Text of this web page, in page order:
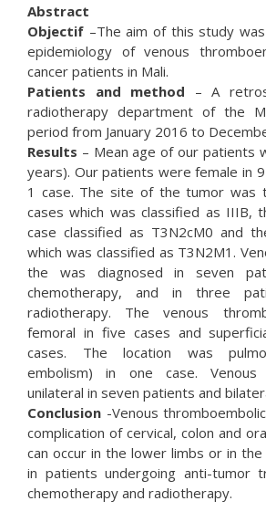
Abstract
Objectif –The aim of this study
epidemiology of venous
cancer patients in Mali.
Patients and method – A
radiotherapy department of the
period from January 2016 to
Results – Mean age of our patients
years). Our patients were female in
1 case. The site of the tumor was
cases which was classified as IIIB,
case classified as T3N2cM0 and
which was classified as T3N2M1.
the was diagnosed in seven
chemotherapy, and in three
radiotherapy. The venous
femoral in five cases and
cases. The location was
embolism) in one case. Venous
unilateral in seven patients and
Conclusion -Venous
complication of cervical, colon and
can occur in the lower limbs or in
in patients undergoing anti-tumor
chemotherapy and radiotherapy.